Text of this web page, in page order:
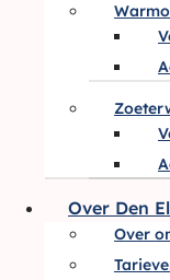
Over Den
Over